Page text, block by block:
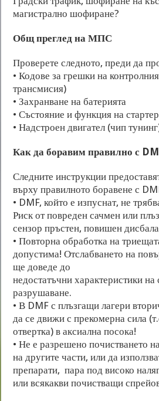
магистрално шофиране?
Общ преглед на МПС
Проверете следното, преди да
• Кодове за грешки на
трансмисия)
• Захранване на батерията
• Състояние и функция на
• Надстроен двигател (чип
Как да боравим правилно с
Следните инструкции
върху правилното боравене с
• DMF, който е изпуснат, не
Риск от повреден сачмен или
сензор пръстен, повишен
• Повторна обработка на
допустима! Отслабването на
ще доведе до
недостатъчни характеристики на
разрушаване.
• В DMF с плъзгащи лагери
да се движи с прекомерна сила
отвертка) в аксиална посока!
• Не е разрешено почистването
на другите части, или да
препарати, пара под високо
или всякакви почистващи